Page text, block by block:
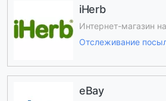
iHerb
Интернет-магазин
Отслеживание
eBay